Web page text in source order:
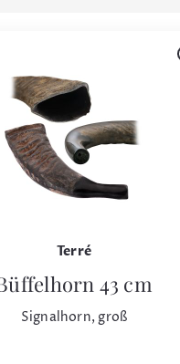
Terré
43 cm
Signalhorn, groß